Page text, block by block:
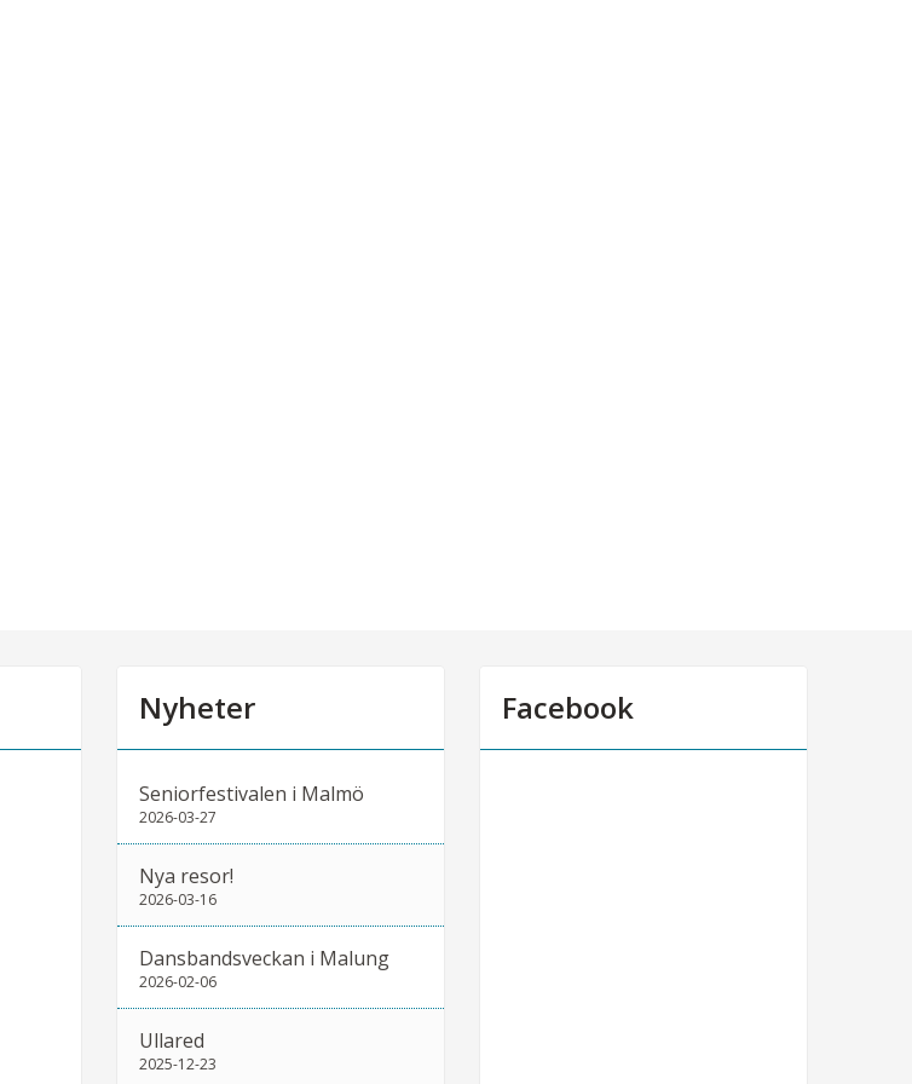
Nyheter
Seniorfestivalen i Malmö
2026-03-27
Nya resor!
2026-03-16
Dansbandsveckan i Malung
2026-02-06
Ullared
2025-12-23
Facebook